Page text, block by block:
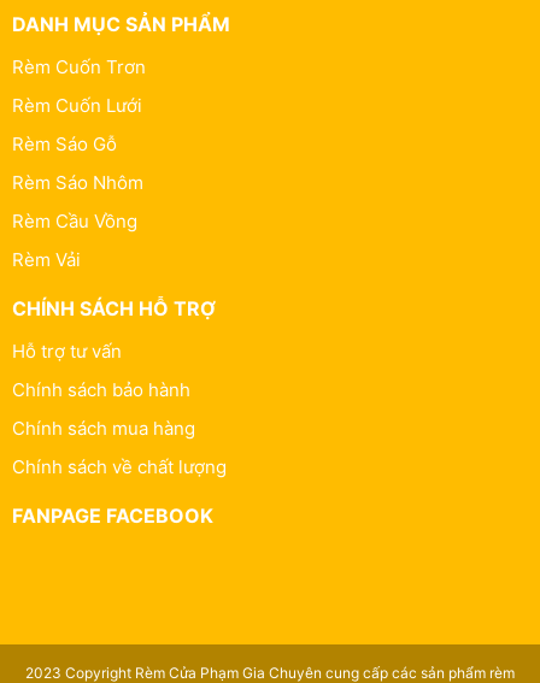
DANH MỤC SẢN PHẨM
Rèm Cuốn Trơn
Rèm Cuốn Lưới
Rèm Sáo Gỗ
Rèm Sáo Nhôm
Rèm Cầu Vồng
Rèm Vải
CHÍNH SÁCH HỖ TRỢ
Hỗ trợ tư vấn
Chính sách bảo hành
Chính sách mua hàng
Chính sách về chất lượng
FANPAGE FACEBOOK
2023 Copyright Rèm Cửa Phạm Gia Chuyên cung cấp các sản phẩm rèm